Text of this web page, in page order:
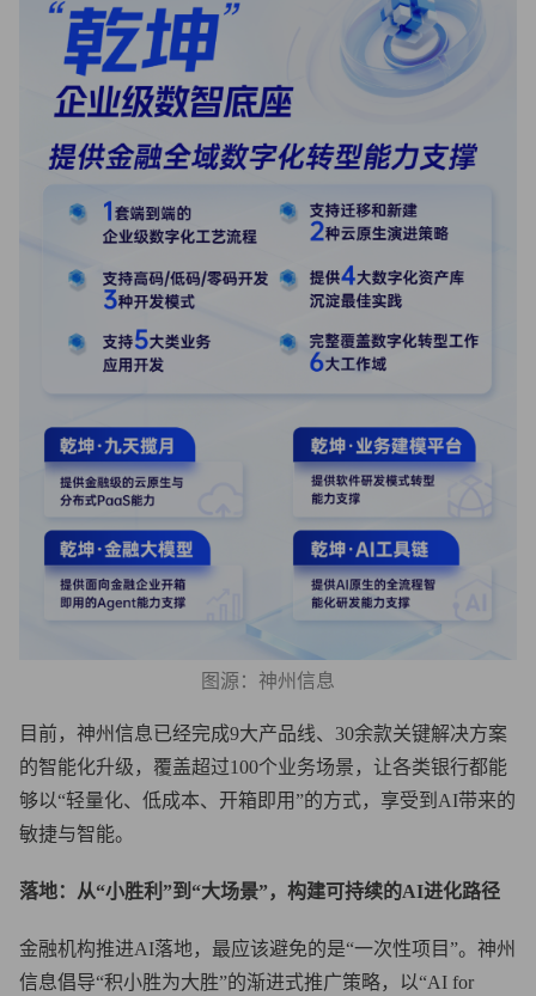
图源：神州信息
目前，神州信息已经完成9大产品线、30余款关键解决方案
的智能化升级，覆盖超过100个业务场景，让各类银行都能
够以“轻量化、低成本、开箱即用”的方式，享受到AI带来的
敏捷与智能。
落地：从“小胜利”到“大场景”，构建可持续的AI进化路径
金融机构推进AI落地，最应该避免的是“一次性项目”。神州
信息倡导“积小胜为大胜”的渐进式推广策略，以“AI for